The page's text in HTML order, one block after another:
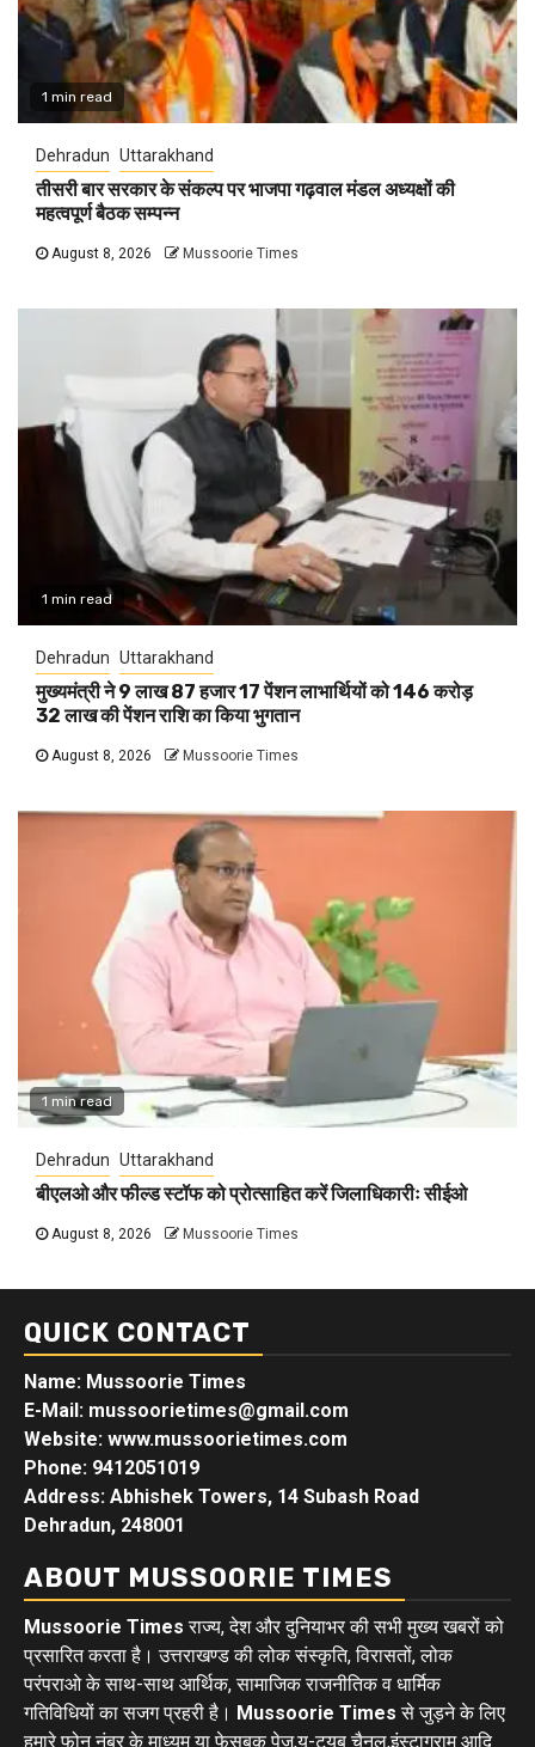
1 min read
Dehradun Uttarakhand
तीसरी बार सरकार के संकल्प पर भाजपा गढ़वाल मंडल अध्यक्षों की
महत्वपूर्ण बैठक सम्पन्न
August 8, 2026 Mussoorie Times
1 min read
Dehradun Uttarakhand
मुख्यमंत्री ने 9 लाख 87 हजार 17 पेंशन लाभार्थियों को 146 करोड़
32 लाख की पेंशन राशि का किया भुगतान
August 8, 2026 Mussoorie Times
1 min read
Dehradun Uttarakhand
बीएलओ और फील्ड स्टॉफ को प्रोत्साहित करें जिलाधिकारीः सीईओ
August 8, 2026 Mussoorie Times
QUICK CONTACT
Name: Mussoorie Times
E-Mail: mussoorietimes@gmail.com
Website: www.mussoorietimes.com
Phone: 9412051019
Address: Abhishek Towers, 14 Subash Road
Dehradun, 248001
ABOUT MUSSOORIE TIMES
Mussoorie Times राज्य, देश और दुनियाभर की सभी मुख्य खबरों को
प्रसारित करता है। उत्तराखण्ड की लोक संस्कृति, विरासतों, लोक
परंपराओ के साथ-साथ आर्थिक, सामाजिक राजनीतिक व धार्मिक
गतिविधियों का सजग प्रहरी है। Mussoorie Times से जुड़ने के लिए
हमारे फोन नंबर के माध्यम या फेसबुक पेज,यू-ट्यूब चैनल,इंस्टाग्राम आदि